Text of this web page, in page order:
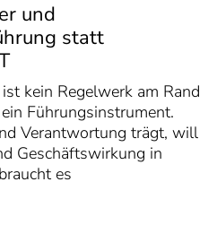
und
statt
kein Regelwerk am Rand
Führungsinstrument.
Verantwortung trägt, will
Geschäftswirkung in
es